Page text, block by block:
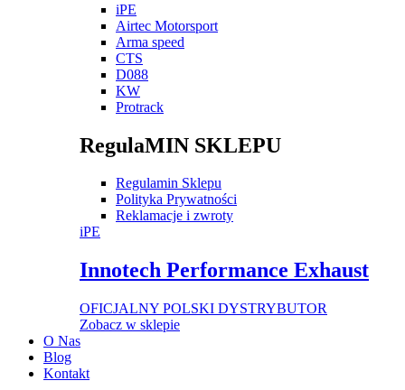
iPE
Airtec Motorsport
Arma speed
CTS
D088
KW
Protrack
RegulaMIN SKLEPU
Regulamin Sklepu
Polityka Prywatności
Reklamacje i zwroty
iPE
Innotech Performance Exhaust
OFICJALNY POLSKI DYSTRYBUTOR
Zobacz w sklepie
O Nas
Blog
Kontakt